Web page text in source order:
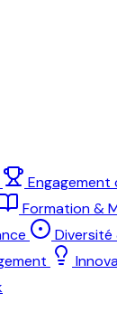
Formation &
Diversité